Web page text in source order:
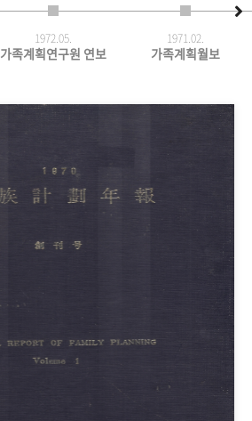
1972.05.
가족계획연구원 연보
1971.02.
가족계획월보